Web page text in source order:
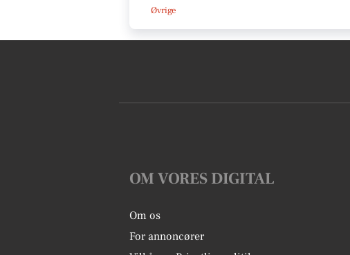
Øvrige
OM VORES DIGITAL
Om os
For annoncører